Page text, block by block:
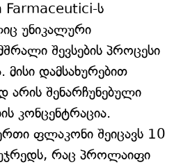
Farmaceutici-ს
უნიკალური
შევსების პროცესი
დამსახურებით
არის შენარჩუნებული
კონცენტრაცია.
ფლაკონი შეიცავს 10
რაც პროლაიფი